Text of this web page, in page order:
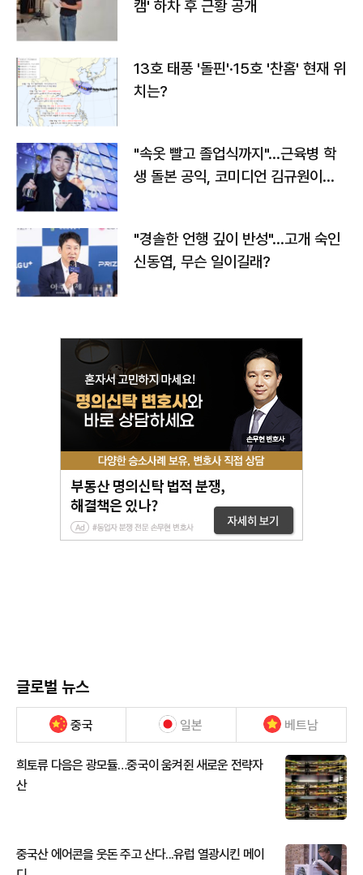
캠' 하차 후 근황 공개
13호 태풍 '돌핀'·15호 '찬홈' 현재 위
치는?
"속옷 빨고 졸업식까지"…근육병 학
생 돌본 공익, 코미디언 김규원이었
"경솔한 언행 깊이 반성"…고개 숙인
신동엽, 무슨 일이길래?
글로벌 뉴스
중국 일본 베트남
희토류 다음은 광모듈…중국이 움켜쥔 새로운 전략자
산
중국산 에어콘을 웃돈 주고 산다...유럽 열광시킨 메이